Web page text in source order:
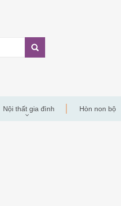
Nội thất gia đình Hòn non bộ